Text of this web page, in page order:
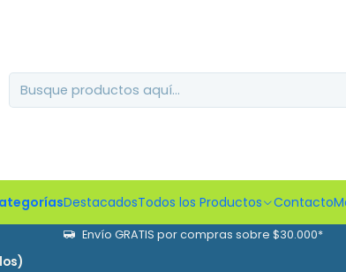
DestacadosTodos los Productos Contacto
Envío GRATIS por compras sobre $30.000*